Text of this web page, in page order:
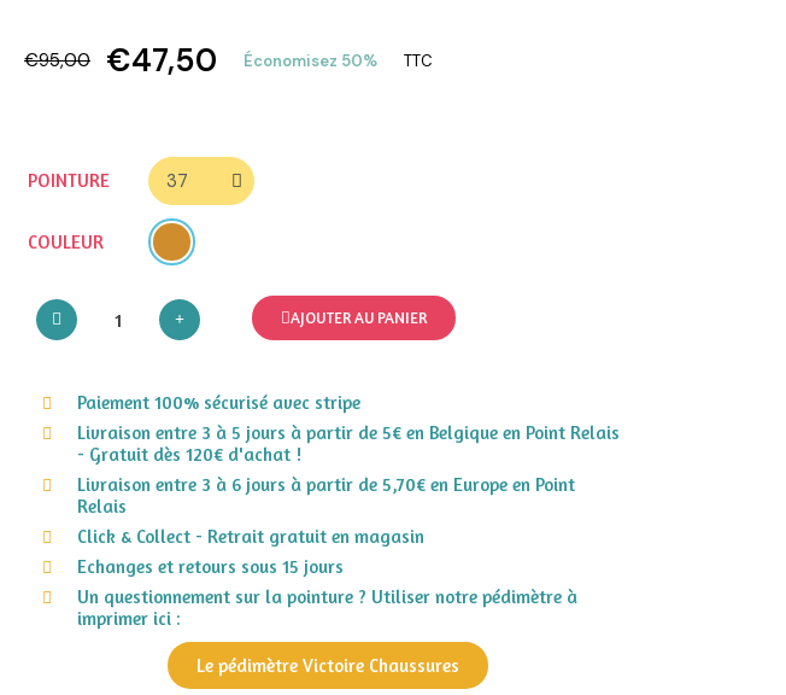
€95,00 €47,50 Économisez 50% TTC
POINTURE
COULEUR
AJOUTER AU PANIER
Paiement 100% sécurisé avec stripe
Livraison entre 3 à 5 jours à partir de 5€ en Belgique en Point Relais
- Gratuit dès 120€ d'achat !
Livraison entre 3 à 6 jours à partir de 5,70€ en Europe en Point
Relais
Click & Collect - Retrait gratuit en magasin
Echanges et retours sous 15 jours
Un questionnement sur la pointure ? Utiliser notre pédimètre à
imprimer ici :
Le pédimètre Victoire Chaussures